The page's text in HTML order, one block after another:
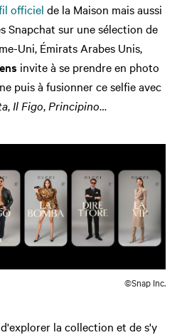
officiel de la Maison mais aussi
Snapchat sur une sélection de
Uni, Émirats Arabes Unis,
invite à se prendre en photo
puis à fusionner ce selfie avec
, Il Figo, Principino…
©Snap Inc.
la collection et de s'y